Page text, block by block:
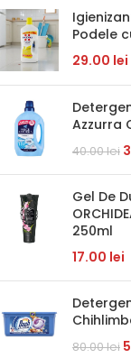
Podele
29.00 lei
Azzurra
40.00lei
Gel De
250ml
17.00 lei
80.00lei